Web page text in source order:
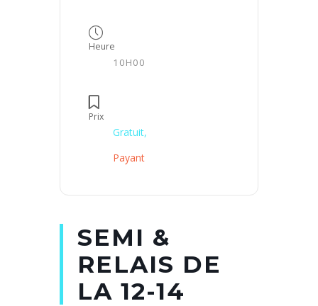
Heure
10H00
Prix
Gratuit,
Payant
SEMI &
RELAIS DE
LA 12-14